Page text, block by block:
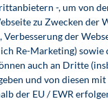
-, um von
zu Zwecken der
der
Re-Marketing) sowie
auch an Dritte
und von diesen
der EU / EWR